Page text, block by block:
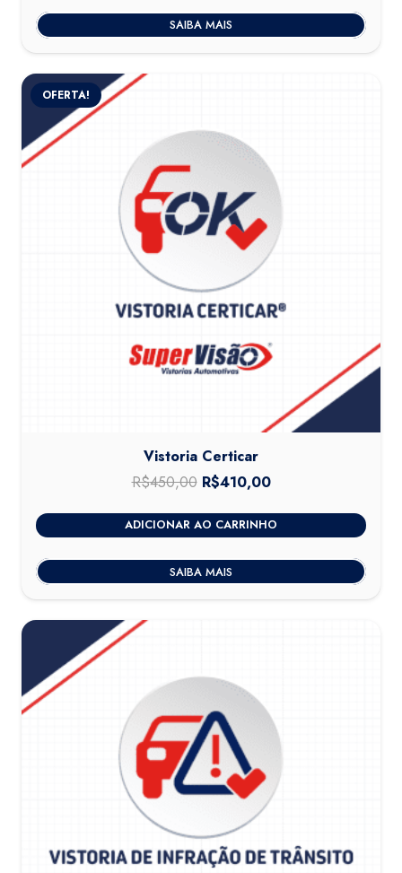
era:
R$600,00.
é:
R$529,00.
SAIBA MAIS
OFERTA!
Vistoria Certicar
R$450,00 O
original
era:
R$450,00.
R$410,00O
atual
é:
R$410,00.
ADICIONAR AO CARRINHO
SAIBA MAIS